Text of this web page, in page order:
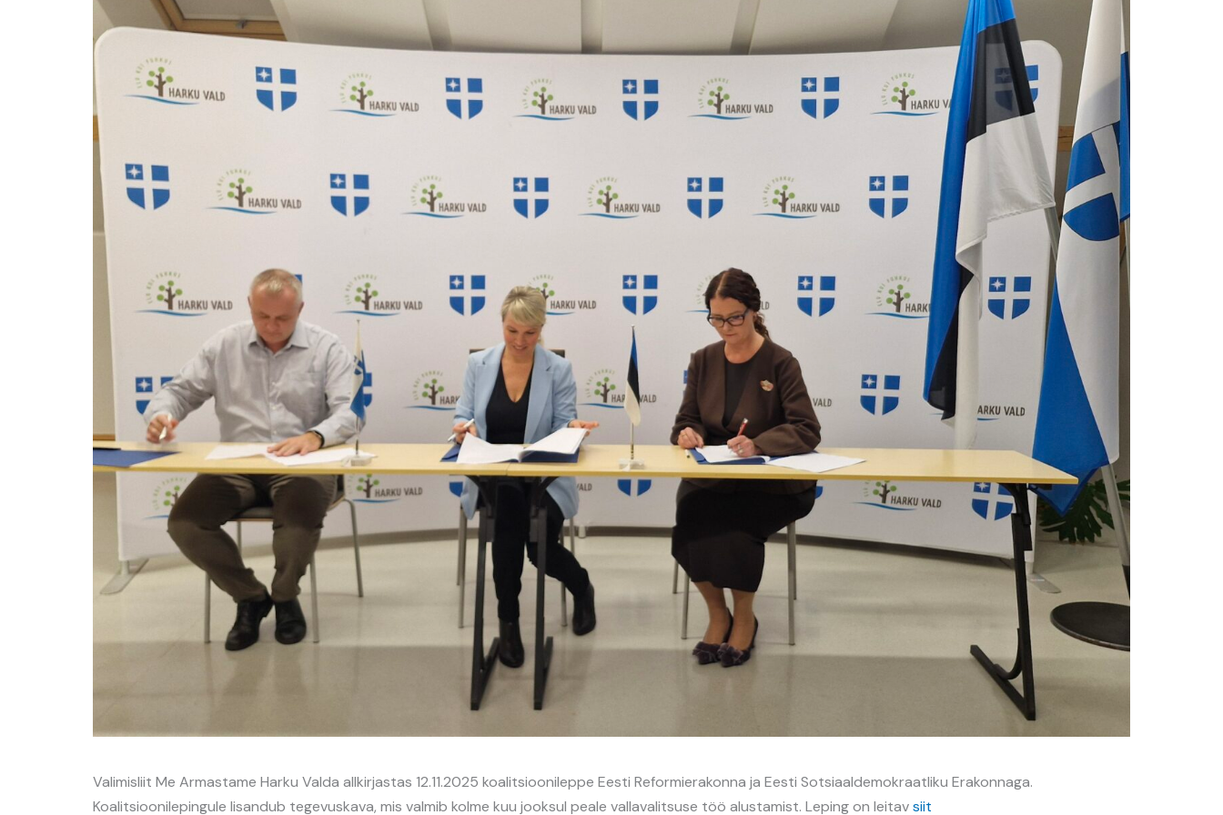
Valimisliit Me Armastame Harku Valda allkirjastas 12.11.2025 koalitsioonileppe Eesti Reformierakonna ja Eesti Sotsiaaldemokraatliku Erakonnaga.
Koalitsioonilepingule lisandub tegevuskava, mis valmib kolme kuu jooksul peale vallavalitsuse töö alustamist. Leping on leitavsiit